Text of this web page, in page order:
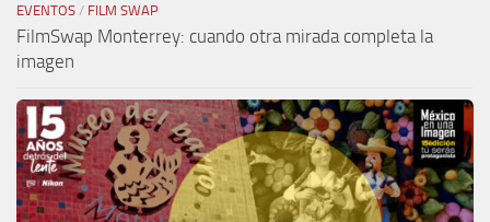
EVENTOS / FILM SWAP
FilmSwap Monterrey: cuando otra mirada completa la
imagen